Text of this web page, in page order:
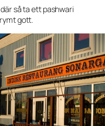
så ta ett pashwari
gott.